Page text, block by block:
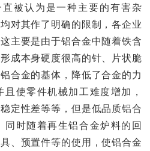
被认为是一种主要的有害杂
对其作了明确的限制，各企业
主要是由于铝合金中随着铁含
成本身硬度很高的针、片状脆
合金的基体，降低了合金的力
使零件机械加工难度增加，
定性差等等，但是低品质铝合
时随着再生铝合金炉料的回
、预置件等的使用，使铝合金